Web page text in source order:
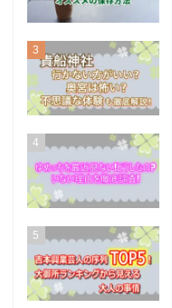
3
4
5